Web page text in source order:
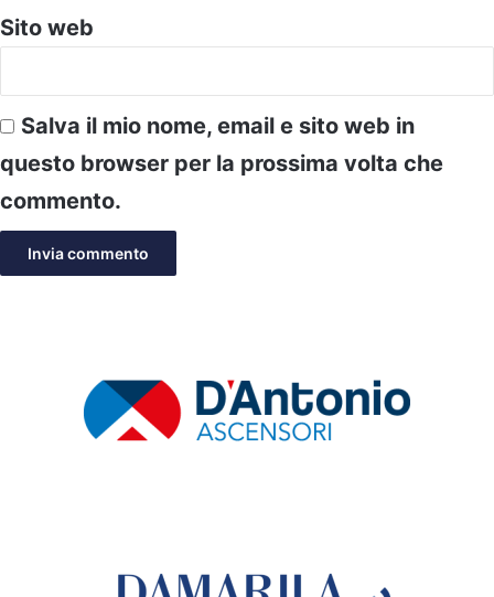
Sito web
Salva il mio nome, email e sito web in
questo browser per la prossima volta che
commento.